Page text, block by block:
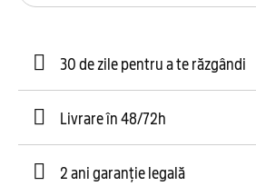
30 de zile pentru a te răzgândi
Livrare în 48/72h
2 ani garanție legală